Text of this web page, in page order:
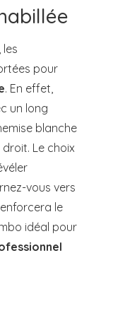
pour
. En effet,
un long
blanche
Le choix
vous vers
le
idéal pour